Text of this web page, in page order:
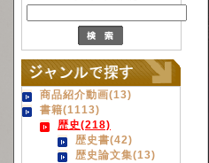
商品紹介動画(13)
書籍(1113)
歴史(218)
歴史書(42)
歴史論文集(13)